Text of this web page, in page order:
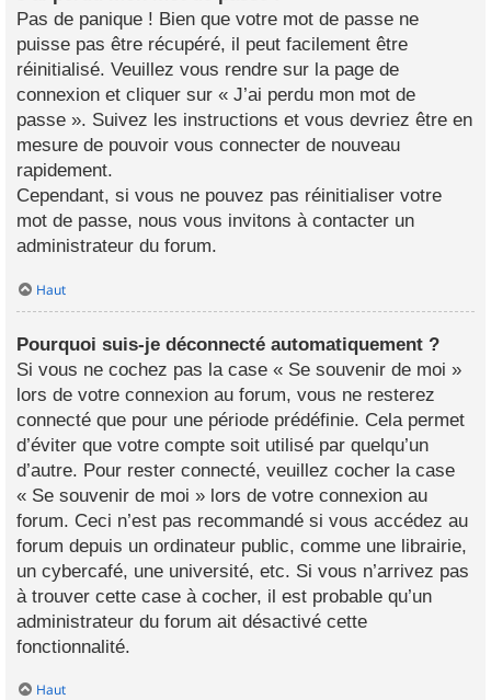
Pas de panique ! Bien que votre mot de passe ne
puisse pas être récupéré, il peut facilement être
réinitialisé. Veuillez vous rendre sur la page de
connexion et cliquer sur « J’ai perdu mon mot de
passe ». Suivez les instructions et vous devriez être en
mesure de pouvoir vous connecter de nouveau
rapidement.
Cependant, si vous ne pouvez pas réinitialiser votre
mot de passe, nous vous invitons à contacter un
administrateur du forum.
Haut
Pourquoi suis-je déconnecté automatiquement ?
Si vous ne cochez pas la case « Se souvenir de moi »
lors de votre connexion au forum, vous ne resterez
connecté que pour une période prédéfinie. Cela permet
d’éviter que votre compte soit utilisé par quelqu’un
d’autre. Pour rester connecté, veuillez cocher la case
« Se souvenir de moi » lors de votre connexion au
forum. Ceci n’est pas recommandé si vous accédez au
forum depuis un ordinateur public, comme une librairie,
un cybercafé, une université, etc. Si vous n’arrivez pas
à trouver cette case à cocher, il est probable qu’un
administrateur du forum ait désactivé cette
fonctionnalité.
Haut